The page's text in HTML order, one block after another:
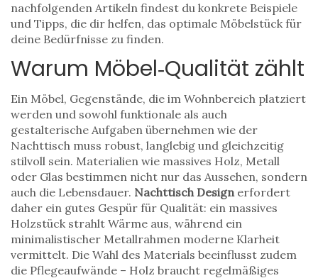
nachfolgenden Artikeln findest du konkrete Beispiele
und Tipps, die dir helfen, das optimale Möbelstück für
deine Bedürfnisse zu finden.
Warum Möbel‑Qualität zählt
Ein Möbel, Gegenstände, die im Wohnbereich platziert
werden und sowohl funktionale als auch
gestalterische Aufgaben übernehmen wie der
Nachttisch muss robust, langlebig und gleichzeitig
stilvoll sein. Materialien wie massives Holz, Metall
oder Glas bestimmen nicht nur das Aussehen, sondern
auch die Lebensdauer. Nachttisch Designerfordert
daher ein gutes Gespür für Qualität: ein massives
Holzstück strahlt Wärme aus, während ein
minimalistischer Metallrahmen moderne Klarheit
vermittelt. Die Wahl des Materials beeinflusst zudem
die Pflegeaufwände – Holz braucht regelmäßiges